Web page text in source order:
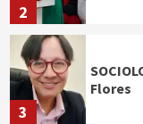
2
3
Flores